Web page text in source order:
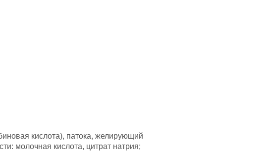
кислота), патока, желирующий
молочная кислота, цитрат натрия;